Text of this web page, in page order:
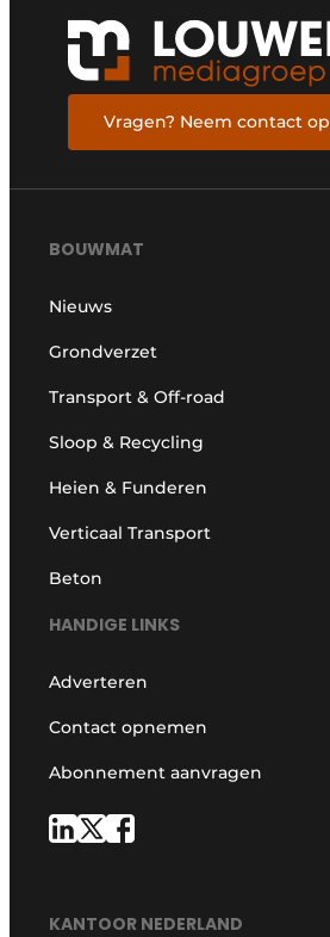
Vragen? Neem contact op
BOUWMAT
Nieuws
Grondverzet
Transport & Off-road
Sloop & Recycling
Heien & Funderen
Verticaal Transport
Beton
HANDIGE LINKS
Adverteren
Contact opnemen
Abonnement aanvragen
KANTOOR NEDERLAND